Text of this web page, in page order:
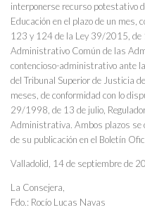
interponerse recurso potestativo
Educación en el plazo de un mes,
123 y 124 de la Ley 39/2015, de
Administrativo Común de las
contencioso-administrativo ante
del Tribunal Superior de Justicia
meses, de conformidad con lo
29/1998, de 13 de julio,
Administrativa. Ambos plazos se
de su publicación en el Boletín
Valladolid, 14 de septiembre de
La Consejera,
Fdo.: Rocío Lucas Navas